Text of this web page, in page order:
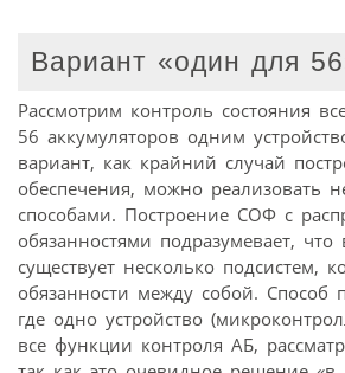
Вариант «один для
Рассмотрим контроль состояния
56 аккумуляторов одним
вариант, как крайний случай
обеспечения, можно реализовать
способами. Построение СОФ с
обязанностями подразумевает,
существует несколько подсистем,
обязанности между собой. Способ
где одно устройство
все функции контроля АБ,